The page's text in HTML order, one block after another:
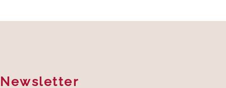
Newsletter